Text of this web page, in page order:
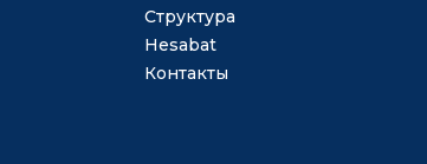
Структура
Hesabat
Контакты